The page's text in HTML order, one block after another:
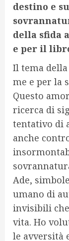
destino e
della sfida
e per il
Il tema
me e per la
Questo
ricerca di
tentativo di
anche
Ade,
umano di
invisibili
vita. Ho
le avversità